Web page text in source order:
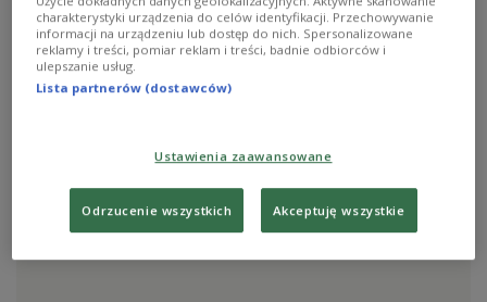
solistów i 3 zespoły w 13 utworach. Co to znaczy - nie
trudno się domyślić!
Zobacz więcej na temat: Charles Trenet
Dee Dee Bridgewater
Gerard Depardieu
Paryż
charakterystyki urządzenia do celów identyfikacji. Przechowywanie
informacji na urządzeniu lub dostęp do nich. Spersonalizowane
reklamy i treści, pomiar reklam i treści, badnie odbiorców i
ulepszanie usług.
Lista partnerów (dostawców)
Ustawienia zaawansowane
Odrzucenie wszystkich Akceptuję wszystkie